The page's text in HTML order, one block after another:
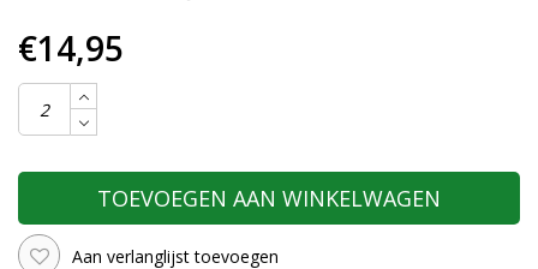
€14,95
TOEVOEGEN AAN WINKELWAGEN
Aan verlanglijst toevoegen